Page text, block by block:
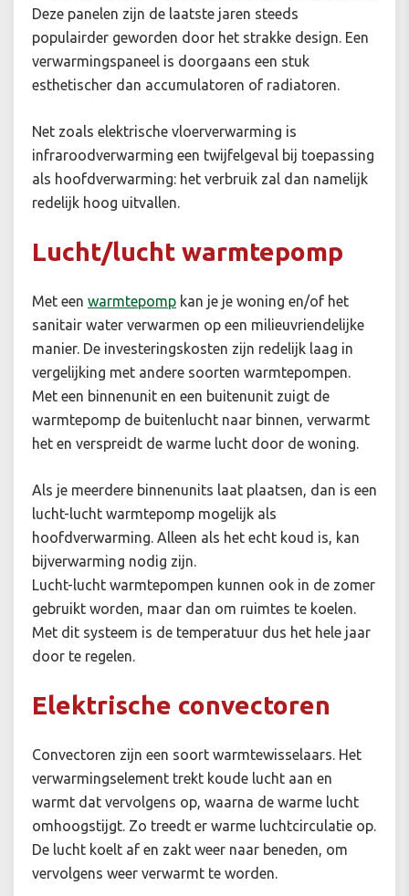
Deze panelen zijn de laatste jaren steeds
populairder geworden door het strakke design. Een
verwarmingspaneel is doorgaans een stuk
esthetischer dan accumulatoren of radiatoren.
Net zoals elektrische vloerverwarming is
infraroodverwarming een twijfelgeval bij toepassing
als hoofdverwarming: het verbruik zal dan namelijk
redelijk hoog uitvallen.
Lucht/lucht warmtepomp
Met een warmtepomp kan je je woning en/of het
sanitair water verwarmen op een milieuvriendelijke
manier. De investeringskosten zijn redelijk laag in
vergelijking met andere soorten warmtepompen.
Met een binnenunit en een buitenunit zuigt de
warmtepomp de buitenlucht naar binnen, verwarmt
het en verspreidt de warme lucht door de woning.
Als je meerdere binnenunits laat plaatsen, dan is een
lucht-lucht warmtepomp mogelijk als
hoofdverwarming. Alleen als het echt koud is, kan
bijverwarming nodig zijn.
Lucht-lucht warmtepompen kunnen ook in de zomer
gebruikt worden, maar dan om ruimtes te koelen.
Met dit systeem is de temperatuur dus het hele jaar
door te regelen.
Elektrische convectoren
Convectoren zijn een soort warmtewisselaars. Het
verwarmingselement trekt koude lucht aan en
warmt dat vervolgens op, waarna de warme lucht
omhoogstijgt. Zo treedt er warme luchtcirculatie op.
De lucht koelt af en zakt weer naar beneden, om
vervolgens weer verwarmt te worden.